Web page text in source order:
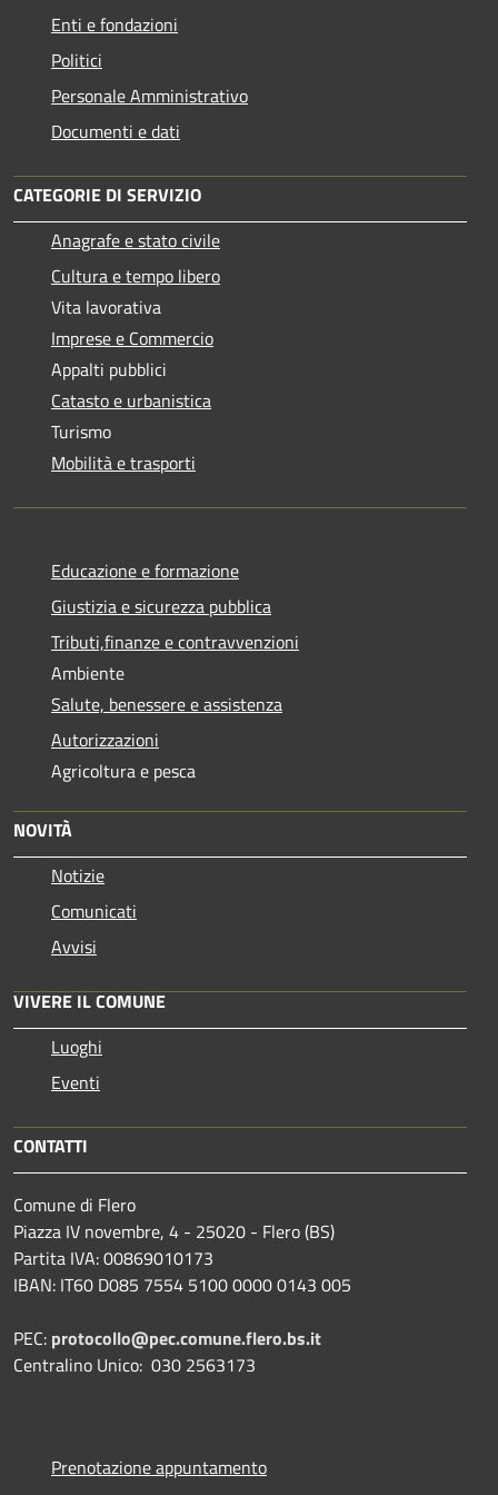
Enti e fondazioni
Politici
Personale Amministrativo
Documenti e dati
CATEGORIE DI SERVIZIO
Anagrafe e stato civile
Cultura e tempo libero
Vita lavorativa
Imprese e Commercio
Appalti pubblici
Catasto e urbanistica
Turismo
Mobilità e trasporti
Educazione e formazione
Giustizia e sicurezza pubblica
Tributi,finanze e contravvenzioni
Ambiente
Salute, benessere e assistenza
Autorizzazioni
Agricoltura e pesca
NOVITÀ
Notizie
Comunicati
Avvisi
VIVERE IL COMUNE
Luoghi
Eventi
CONTATTI
Comune di Flero
Piazza IV novembre, 4 - 25020 - Flero (BS)
Partita IVA: 00869010173
IBAN: IT60 D085 7554 5100 0000 0143 005
PEC: protocollo@pec.comune.flero.bs.it
Centralino Unico: 030 2563173
Prenotazione appuntamento